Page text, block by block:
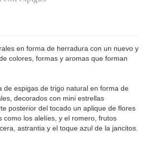
en forma de herradura con un nuevo y
colores, formas y aromas que forman
de espigas de trigo natural en forma de
decorados con mini estrellas
posterior del tocado un aplique de flores
como los alelíes, y el romero, frutos
astrantia y el toque azul de la jancitos.